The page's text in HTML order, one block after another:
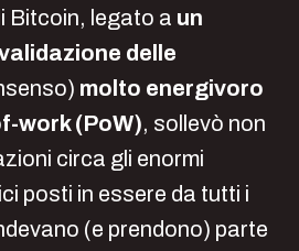
Bitcoin, legato a un
delle
molto energivoro
work (PoW), sollevò non
circa gli enormi
posti in essere da tutti i
(e prendono) parte